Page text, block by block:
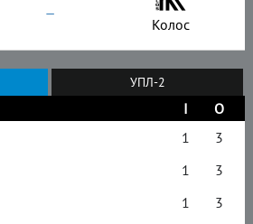
– Колос
УПЛ-2
І
О
1
3
1
3
1
3